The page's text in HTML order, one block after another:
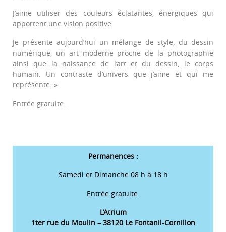
J’aime utiliser des couleurs éclatantes, énergiques qui
apportent une vision positive.
Je présente aujourd’hui un mélange de style, du dessin
numérique, un art moderne proche de la photographie
ainsi que la naissance de l’art et du dessin, le corps
humain. Un contraste d’univers que j’aime et qui me
représente. »
Entrée gratuite.
Permanences :
Samedi et Dimanche 08 h à 18 h
Entrée gratuite.
L’Atrium
1ter rue du Moulin – 38120 Le Fontanil-Cornillon